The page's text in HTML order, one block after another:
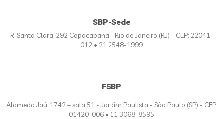
SBP-Sede
R. Santa Clara, 292 Copacabana - Rio de Janeiro (RJ) - CEP: 22041-
012 • 21 2548-1999
FSBP
Alameda Jaú, 1742 – sala 51 - Jardim Paulista - São Paulo (SP) - CEP:
01420-006 • 11 3068-8595